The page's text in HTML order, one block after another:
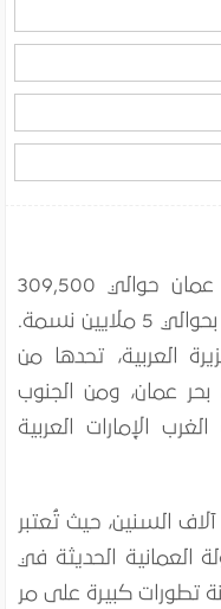
تبلغ المساحة الإجمالية لسلطنة عمان حوالي 309,500
كيلومتر مربع، ويقدر عدد سكانها بحوالي 5 ملايين نسمة.
العربية، تحدها من
بحر عمان، ومن الجنوب
الإمارات العربية
السنين، حيث تُعتبر
العمانية الحديثة في
تطورات كبيرة على مر